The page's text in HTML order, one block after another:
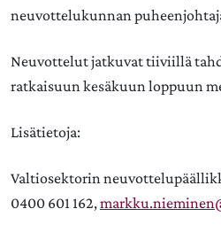
neuvottelukunnan
Neuvottelut jatkuvat tiiviillä
ratkaisuun kesäkuun loppuun
Lisätietoja:
Valtiosektorin
0400 601 162,